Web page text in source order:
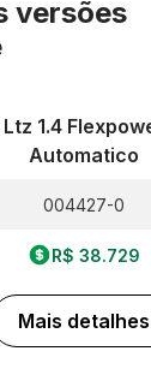
versões
Ltz 1.4
Automatico
004427-0
R$ 38.729
Mais detalhes